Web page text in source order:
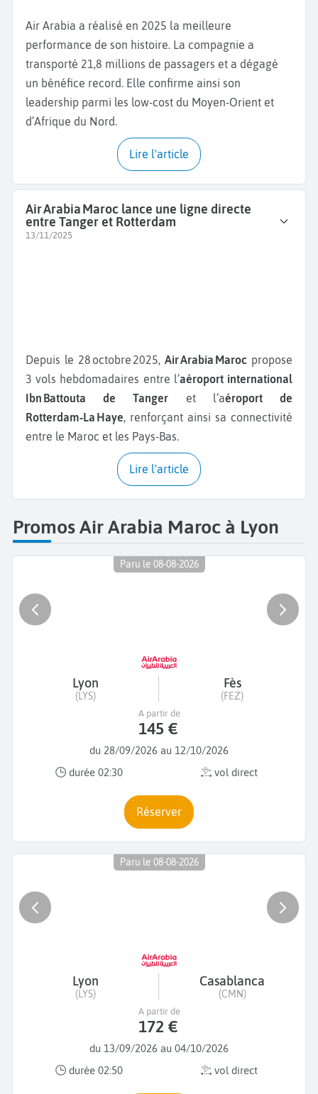
Air Arabia a réalisé en 2025 la meilleure
performance de son histoire. La compagnie a
transporté 21,8 millions de passagers et a dégagé
un bénéfice record. Elle confirme ainsi son
leadership parmi les low-cost du Moyen-Orient et
d’Afrique du Nord.
Lire l'article
Air Arabia Maroc lance une ligne directe
entre Tanger et Rotterdam
13/11/2025
Depuis le 28 octobre 2025, Air Arabia Maroc propose
3 vols hebdomadaires entre l’aéroport international
Ibn Battouta de Tanger et l’aéroport de
Rotterdam‑La Haye, renforçant ainsi sa connectivité
entre le Maroc et les Pays‑Bas.
Lire l'article
Promos Air Arabia Maroc à Lyon
Paru le 08-08-2026
Lyon
(LYS)
Fès
(FEZ)
du 28/09/2026 au 12/10/2026
durée 02:30
vol direct
A partir de
145 €
Réserver
Paru le 08-08-2026
Lyon
(LYS)
Casablanca
(CMN)
du 13/09/2026 au 04/10/2026
durée 02:50
vol direct
A partir de
172 €